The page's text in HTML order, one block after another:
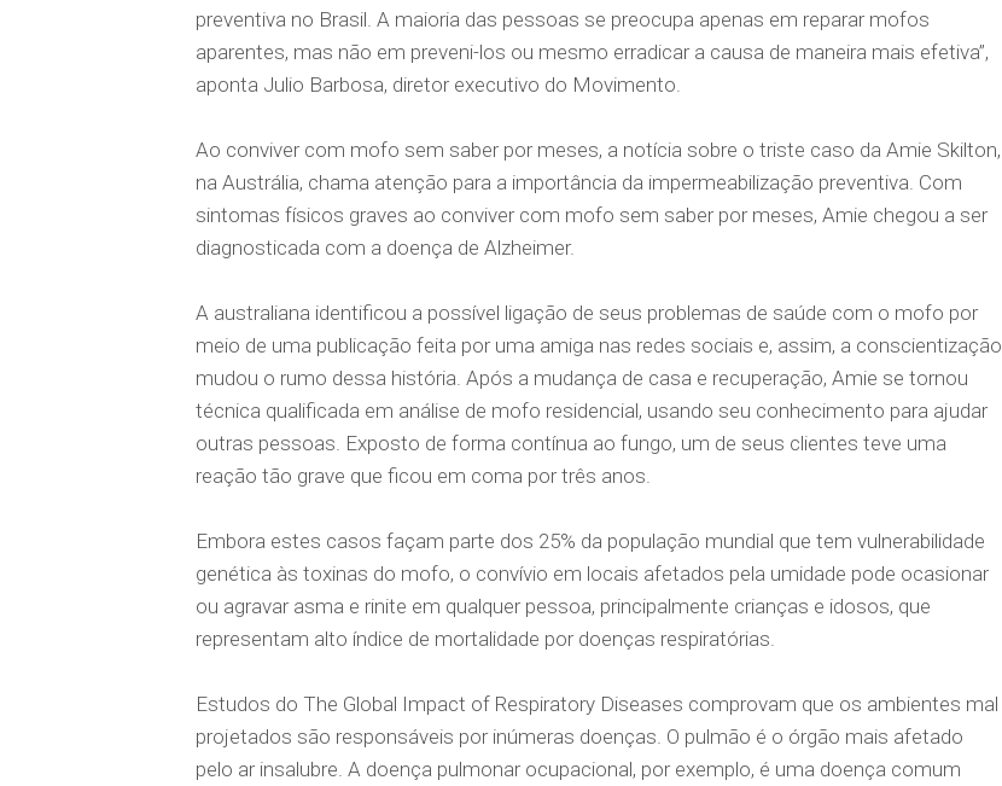
preventiva no Brasil. A maioria das pessoas se preocupa apenas em reparar mofos
aparentes, mas não em preveni-los ou mesmo erradicar a causa de maneira mais efetiva”,
aponta Julio Barbosa, diretor executivo do Movimento.
Ao conviver com mofo sem saber por meses, a notícia sobre o triste caso da Amie Skilton,
na Austrália, chama atenção para a importância da impermeabilização preventiva. Com
sintomas físicos graves ao conviver com mofo sem saber por meses, Amie chegou a ser
diagnosticada com a doença de Alzheimer.
A australiana identificou a possível ligação de seus problemas de saúde com o mofo por
meio de uma publicação feita por uma amiga nas redes sociais e, assim, a conscientização
mudou o rumo dessa história. Após a mudança de casa e recuperação, Amie se tornou
técnica qualificada em análise de mofo residencial, usando seu conhecimento para ajudar
outras pessoas. Exposto de forma contínua ao fungo, um de seus clientes teve uma
reação tão grave que ficou em coma por três anos.
Embora estes casos façam parte dos 25% da população mundial que tem vulnerabilidade
genética às toxinas do mofo, o convívio em locais afetados pela umidade pode ocasionar
ou agravar asma e rinite em qualquer pessoa, principalmente crianças e idosos, que
representam alto índice de mortalidade por doenças respiratórias.
Estudos do The Global Impact of Respiratory Diseases comprovam que os ambientes mal
projetados são responsáveis por inúmeras doenças. O pulmão é o órgão mais afetado
pelo ar insalubre. A doença pulmonar ocupacional, por exemplo, é uma doença comum